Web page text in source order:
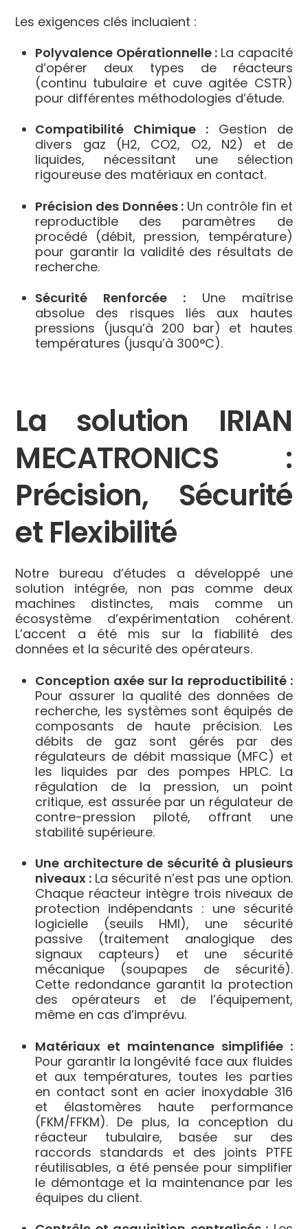
Les exigences clés incluaient :
Polyvalence Opérationnelle :La capacité
d’opérer deux types de réacteurs
(continu tubulaire et cuve agitée CSTR)
pour différentes méthodologies d’étude.
Compatibilité Chimique :Gestion de
divers gaz (H2, CO2, O2, N2) et de
liquides, nécessitant une sélection
rigoureuse des matériaux en contact.
Précision des Données :Un contrôle fin et
reproductible des paramètres de
procédé (débit, pression, température)
pour garantir la validité des résultats de
recherche.
Sécurité Renforcée :Une maîtrise
absolue des risques liés aux hautes
pressions (jusqu’à 200 bar) et hautes
températures (jusqu’à 300°C).
La solution IRIAN
MECATRONICS :
Précision, Sécurité
et Flexibilité
Notre bureau d’études a développé une
solution intégrée, non pas comme deux
machines distinctes, mais comme un
écosystème d’expérimentation cohérent.
L’accent a été mis sur la fiabilité des
données et la sécurité des opérateurs.
Conception axée sur la reproductibilité :
Pour assurer la qualité des données de
recherche, les systèmes sont équipés de
composants de haute précision. Les
débits de gaz sont gérés par des
régulateurs de débit massique (MFC) et
les liquides par des pompes HPLC. La
régulation de la pression, un point
critique, est assurée par un régulateur de
contre-pression piloté, offrant une
stabilité supérieure.
Une architecture de sécurité à plusieurs
niveaux : La sécurité n’est pas une option.
Chaque réacteur intègre trois niveaux de
protection indépendants : une sécurité
logicielle (seuils HMI), une sécurité
passive (traitement analogique des
signaux capteurs) et une sécurité
mécanique (soupapes de sécurité).
Cette redondance garantit la protection
des opérateurs et de l’équipement,
même en cas d’imprévu.
Matériaux et maintenance simplifiée :
Pour garantir la longévité face aux fluides
et aux températures, toutes les parties
en contact sont en acier inoxydable 316
et élastomères haute performance
(FKM/FFKM). De plus, la conception du
réacteur tubulaire, basée sur des
raccords standards et des joints PTFE
réutilisables, a été pensée pour simplifier
le démontage et la maintenance par les
équipes du client.